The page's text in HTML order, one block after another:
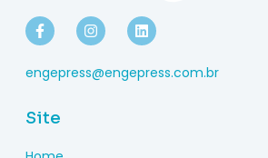
engepress@engepress.com.br
Site